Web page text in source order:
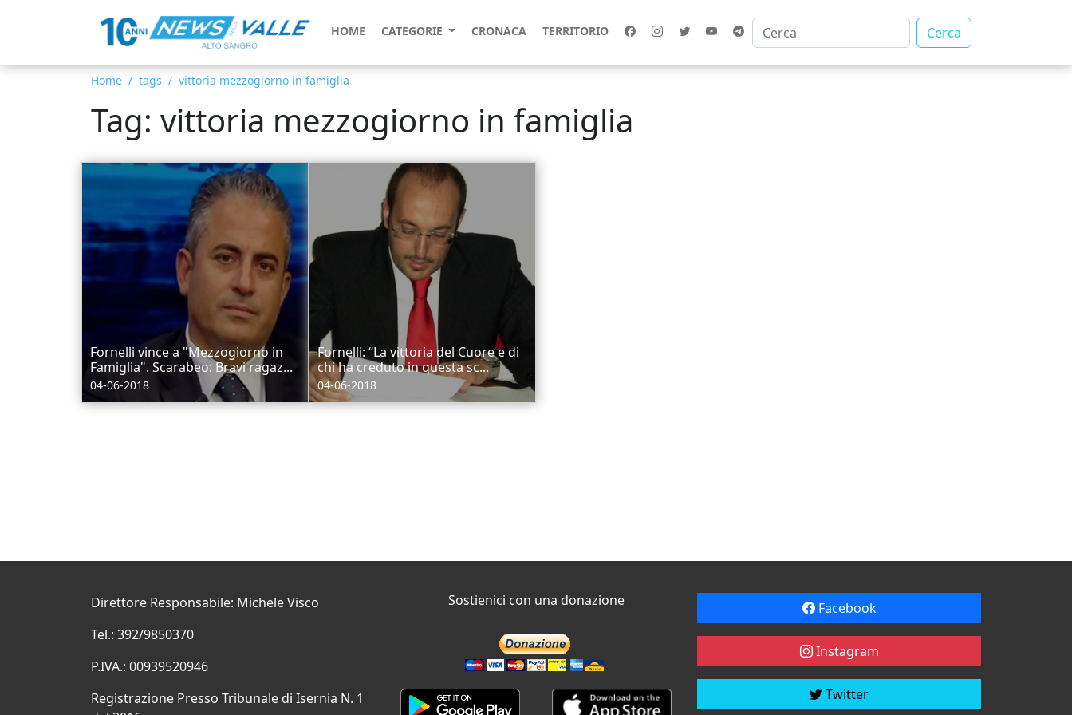
HOME CATEGORIE CRONACA TERRITORIO Cerca
Home tags vittoria mezzogiorno in famiglia
Tag: vittoria mezzogiorno in famiglia
Fornelli vince a "Mezzogiorno in
Famiglia". Scarabeo: Bravi ragaz...
04-06-2018
Fornelli: “La vittoria del Cuore e di
chi ha creduto in questa sc...
04-06-2018
Direttore Responsabile: Michele Visco
Tel.: 392/9850370
P.IVA.: 00939520946
Registrazione Presso Tribunale di Isernia N. 1
Sostienici con una donazione Facebook
Instagram
Twitter